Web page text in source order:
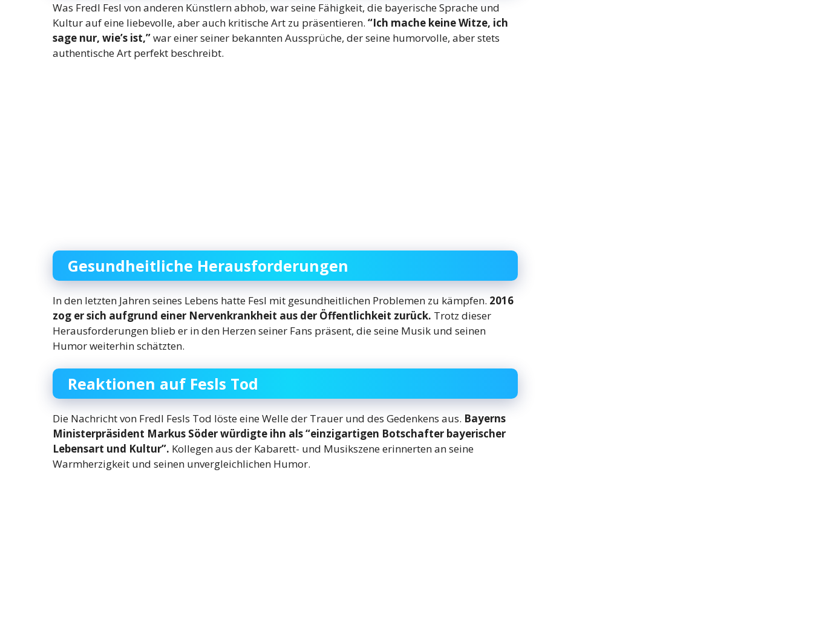
Was Fredl Fesl von anderen Künstlern abhob, war seine Fähigkeit, die bayerische Sprache und
Kultur auf eine liebevolle, aber auch kritische Art zu präsentieren. “Ich mache keine Witze, ich
sage nur, wie’s ist,”war einer seiner bekannten Aussprüche, der seine humorvolle, aber stets
authentische Art perfekt beschreibt.
Gesundheitliche Herausforderungen
In den letzten Jahren seines Lebens hatte Fesl mit gesundheitlichen Problemen zu kämpfen. 2016
zog er sich aufgrund einer Nervenkrankheit aus der Öffentlichkeit zurück. Trotz dieser
Herausforderungen blieb er in den Herzen seiner Fans präsent, die seine Musik und seinen
Humor weiterhin schätzten.
Reaktionen auf Fesls Tod
Die Nachricht von Fredl Fesls Tod löste eine Welle der Trauer und des Gedenkens aus. Bayerns
Ministerpräsident Markus Söder würdigte ihn als “einzigartigen Botschafter bayerischer
Lebensart und Kultur”. Kollegen aus der Kabarett- und Musikszene erinnerten an seine
Warmherzigkeit und seinen unvergleichlichen Humor.